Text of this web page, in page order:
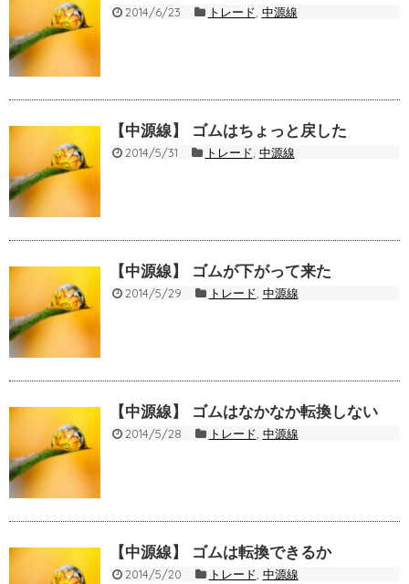
2014/6/23 トレード 中源線
【中源線】 ゴムはちょっと戻した
2014/5/31 トレード 中源線
【中源線】 ゴムが下がって来た
2014/5/29 トレード 中源線
【中源線】 ゴムはなかなか転換しない
2014/5/28 トレード 中源線
【中源線】 ゴムは転換できるか
2014/5/20 トレード 中源線